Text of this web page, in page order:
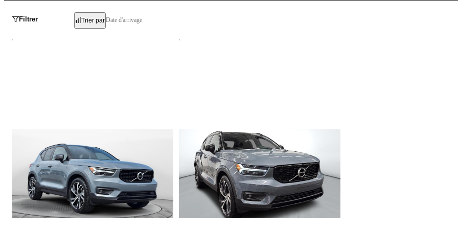
Filtrer Trier parDate d'arrivage
Volvo XC40
T5 R-DESIGN AWD // POLESTAR 2022
88 451 km
33 497 $
Stock VTROR0128 / NIV 661974
Volvo XC40
T5 R-DESIGN AWD // POLESTAR 2022
80 477 km
34 995 $
32 490 $ - 2 505 $
Stock VTROR0064 / NIV 673335